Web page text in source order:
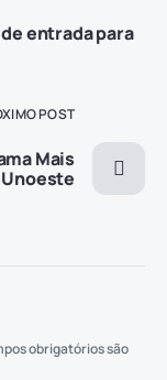
entrada para
POST
Mais
obrigatórios são